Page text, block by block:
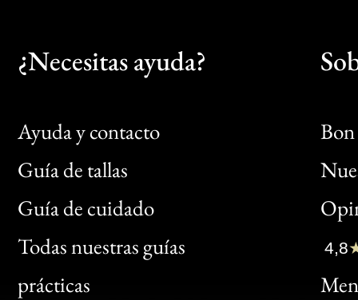
¿Necesitas ayuda?
Ayuda y contacto
Guía de tallas
Guía de cuidado
Todas nuestras guías
prácticas
Bon
Clic
Bon
4,8